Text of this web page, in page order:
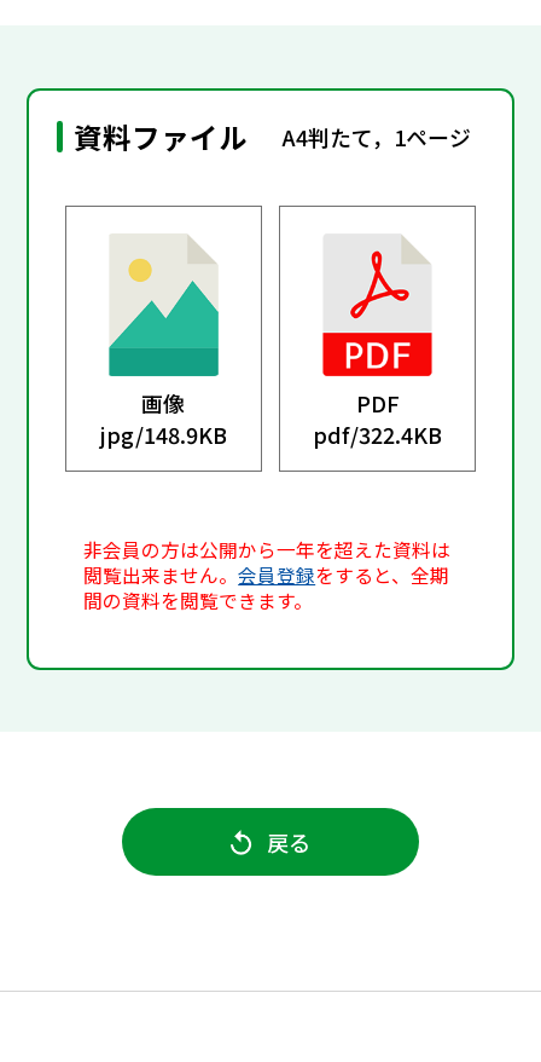
資料ファイル A4判たて，1ページ
画像
jpg/148.9KB
PDF
pdf/322.4KB
非会員の方は公開から一年を超えた資料は
閲覧出来ません。会員登録をすると、全期
間の資料を閲覧できます。
戻る